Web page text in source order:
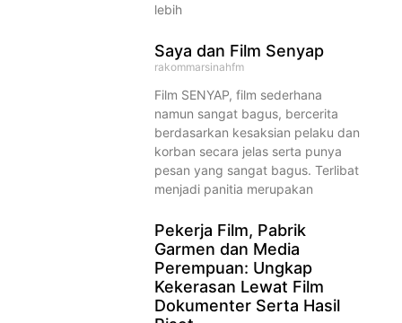
lebih
Saya dan Film Senyap
rakommarsinahfm
Film SENYAP, film sederhana
namun sangat bagus, bercerita
berdasarkan kesaksian pelaku dan
korban secara jelas serta punya
pesan yang sangat bagus. Terlibat
menjadi panitia merupakan
Pekerja Film, Pabrik
Garmen dan Media
Perempuan: Ungkap
Kekerasan Lewat Film
Dokumenter Serta Hasil